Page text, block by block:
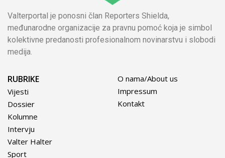
Valterportal je ponosni član Reporters Shielda,
međunarodne organizacije za pravnu pomoć koja je simbol
kolektivne predanosti profesionalnom novinarstvu i slobodi
medija.
RUBRIKE
Vijesti
Dossier
Kolumne
Intervju
Valter Halter
Sport
O nama/About us
Impressum
Kontakt